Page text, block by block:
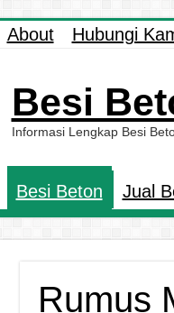
About Hubungi
Besi
Informasi Lengkap Besi
Besi Beton Jual
Rumus